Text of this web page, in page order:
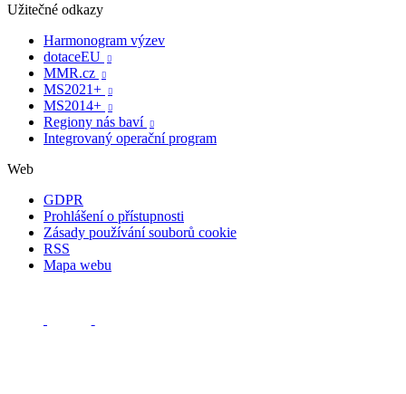
Užitečné odkazy
Harmonogram výzev
dotaceEU

MMR.cz 
MS2021+ 
MS2014+ 
Regiony nás baví 
Integrovaný operační program
Web
GDPR
Prohlášení o přístupnosti
Zásady používání souborů cookie
RSS
Mapa webu